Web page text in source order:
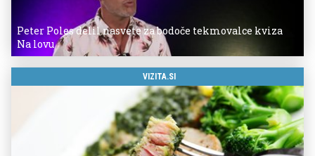
Peter Poles delil nasvete za bodoče tekmovalce kviza
Na lovu
VIZITA.SI